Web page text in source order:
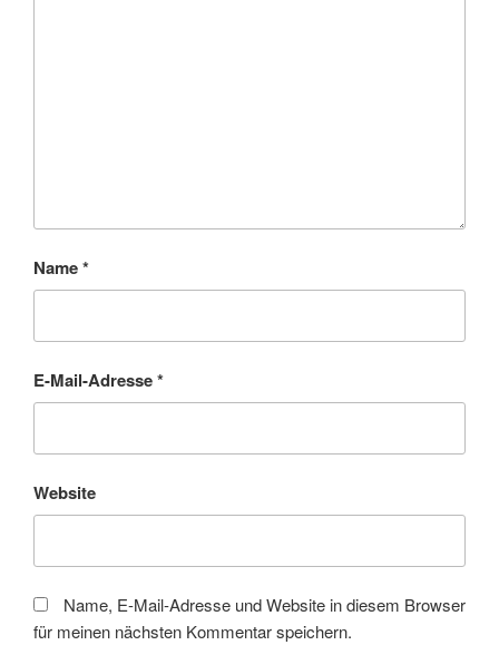
Name*
E-Mail-Adresse*
Website
Name, E-Mail-Adresse und Website in diesem Browser
für meinen nächsten Kommentar speichern.